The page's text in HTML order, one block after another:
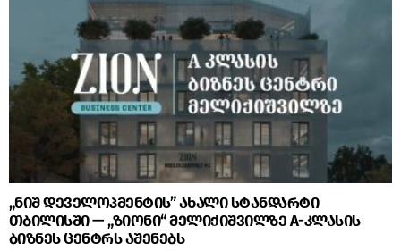
„ნიშ დეველოპმენტის” ახალი სტანდარტი
თბილისში — „ზიონი“ მელიქიშვილზე A-კლასის
ბიზნეს ცენტრს აშენებს